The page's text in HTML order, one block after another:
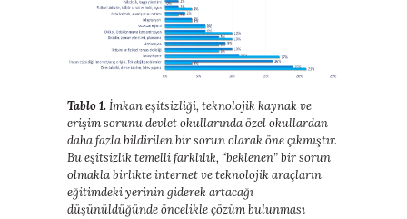
Tablo 1.İmkan eşitsizliği, teknolojik kaynak ve
erişim sorunu devlet okullarında özel okullardan
daha fazla bildirilen bir sorun olarak öne çıkmıştır.
Bu eşitsizlik temelli farklılık, “beklenen” bir sorun
olmakla birlikte internet ve teknolojik araçların
eğitimdeki yerinin giderek artacağı
düşünüldüğünde öncelikle çözüm bulunması